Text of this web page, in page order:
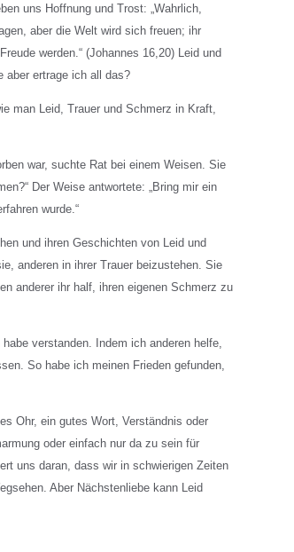
uns Hoffnung und Trost: „Wahrlich,
aber die Welt wird sich freuen; ihr
werden.“ (Johannes 16,20) Leid und
aber ertrage ich all das?
man Leid, Trauer und Schmerz in Kraft,
war, suchte Rat bei einem Weisen. Sie
Der Weise antwortete: „Bring mir ein
wurde.“
und ihren Geschichten von Leid und
anderen in ihrer Trauer beizustehen. Sie
anderer ihr half, ihren eigenen Schmerz zu
verstanden. Indem ich anderen helfe,
So habe ich meinen Frieden gefunden,
Ohr, ein gutes Wort, Verständnis oder
oder einfach nur da zu sein für
uns daran, dass wir in schwierigen Zeiten
Aber Nächstenliebe kann Leid